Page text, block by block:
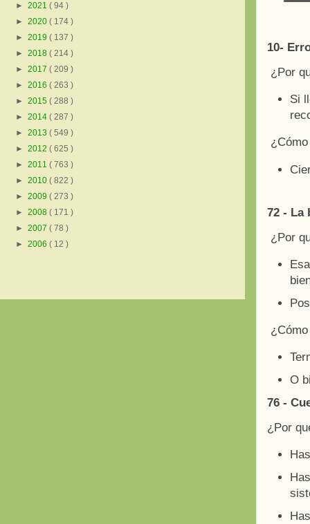
10-
¿Por
Si
72 - La
¿Por
O
76 -
¿Por
► 2021 ( 94 )
► 2020 ( 174 )
► 2019 ( 137 )
► 2018 ( 214 )
► 2017 ( 209 )
► 2016 ( 263 )
► 2015 ( 288 )
► 2014 ( 287 )
► 2013 ( 549 )
► 2012 ( 625 )
► 2011 ( 763 )
► 2010 ( 822 )
► 2009 ( 273 )
► 2008 ( 171 )
► 2007 ( 78 )
► 2006 ( 12 )